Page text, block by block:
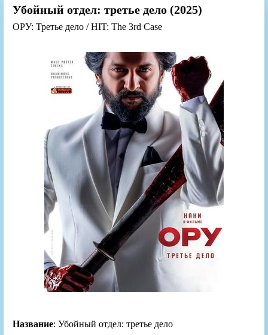
Убойный отдел: третье дело (2025)
ОРУ: Третье дело / HIT: The 3rd Case
Название: Убойный отдел: третье дело